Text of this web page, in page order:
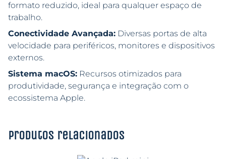
formato reduzido, ideal para qualquer espaço de
trabalho.
Conectividade Avançada: Diversas portas de alta
velocidade para periféricos, monitores e dispositivos
externos.
Sistema macOS: Recursos otimizados para
produtividade, segurança e integração com o
ecossistema Apple.
Produtos relacionados